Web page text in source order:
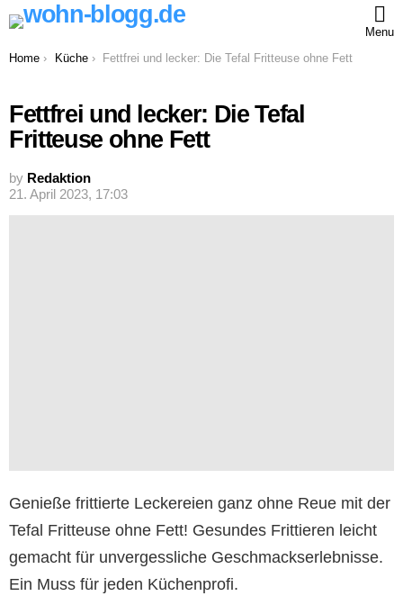
Menu
You are here:
Home Küche Fettfrei und lecker: Die Tefal Fritteuse ohne Fett
Fettfrei und lecker: Die Tefal
Fritteuse ohne Fett
by Redaktion
21. April 2023, 17:03
Genieße frittierte Leckereien ganz ohne Reue mit der
Tefal Fritteuse ohne Fett! Gesundes Frittieren leicht
gemacht für unvergessliche Geschmackserlebnisse.
Ein Muss für jeden Küchenprofi.